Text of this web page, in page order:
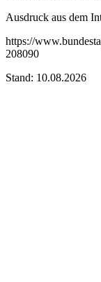
Ausdruck aus dem
https://
208090
Stand: 10.08.2026